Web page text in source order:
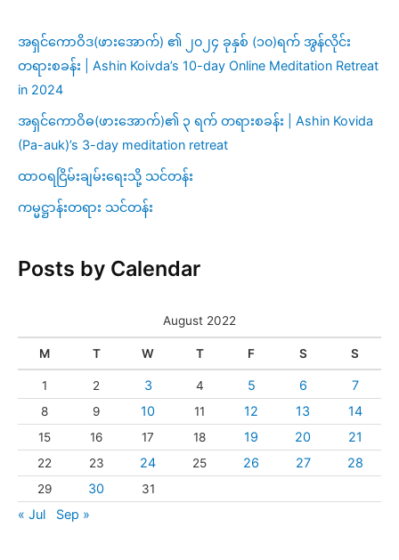
အရှင်ကောဝိဒ(ဖားအောက်) ၏ ၂၀၂၄ ခုနှစ် (၁၀)ရက် အွန်လိုင်း
တရားစခန်း | Ashin Koivda’s 10-day Online Meditation Retreat
in 2024
အရှင်ကောဝိဓ(ဖားအောက်)၏ ၃ ရက် တရားစခန်း | Ashin Kovida
(Pa-auk)’s 3-day meditation retreat
ထာဝရငြိမ်းချမ်းရေးသို့ သင်တန်း
ကမ္မဋ္ဌာန်းတရား သင်တန်း
Posts by Calendar
August 2022
M T W T F S S
1 2 3 4 5 6 7
8 9 10 11 12 13 14
15 16 17 18 19 20 21
22 23 24 25 26 27 28
29 30 31
« Jul Sep »